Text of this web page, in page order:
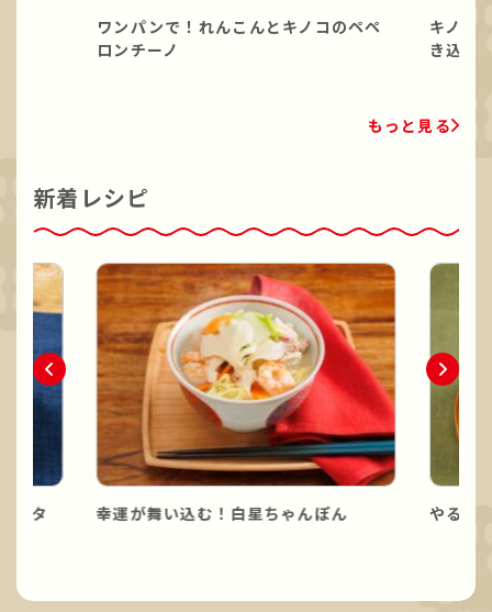
ワンパンで！れんこんとキノコのペペ
ロンチーノ
キノコ
き込み
もっと見る
新着レシピ
スタ 幸運が舞い込む！白星ちゃんぽん やる気